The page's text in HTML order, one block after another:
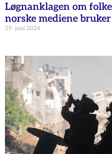
Løgnanklagen om
norske mediene
19. juni 2024